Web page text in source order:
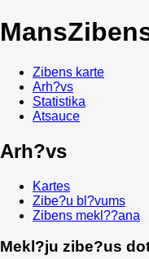
Mans
Zibens karte
Arh?vs
Statistika
Atsauce
Arh?vs
Kartes
Zibe?u bl?vums
Zibens mekl??ana
Mekl?ju zibe?us